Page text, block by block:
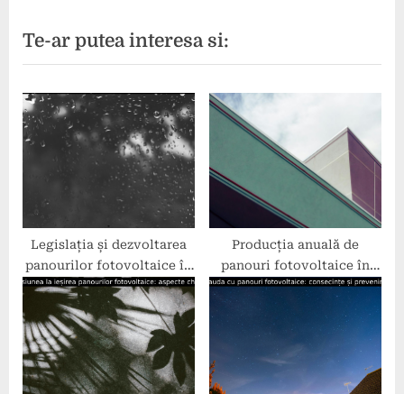
i
o
u
s
P
t
:
x
t
P
o
s
t
Te-ar putea interesa si:
Legislația și dezvoltarea
panourilor fotovoltaice în
România
Producția anuală de
panouri fotovoltaice în
cifre.